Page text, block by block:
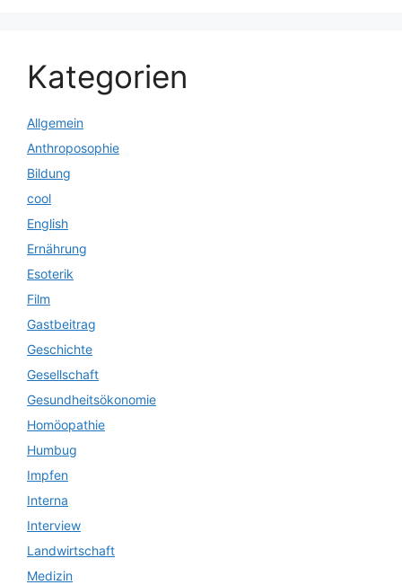
Kategorien
Allgemein
Anthroposophie
Bildung
cool
English
Ernährung
Esoterik
Film
Gastbeitrag
Geschichte
Gesellschaft
Gesundheitsökonomie
Homöopathie
Humbug
Impfen
Interna
Interview
Landwirtschaft
Medizin